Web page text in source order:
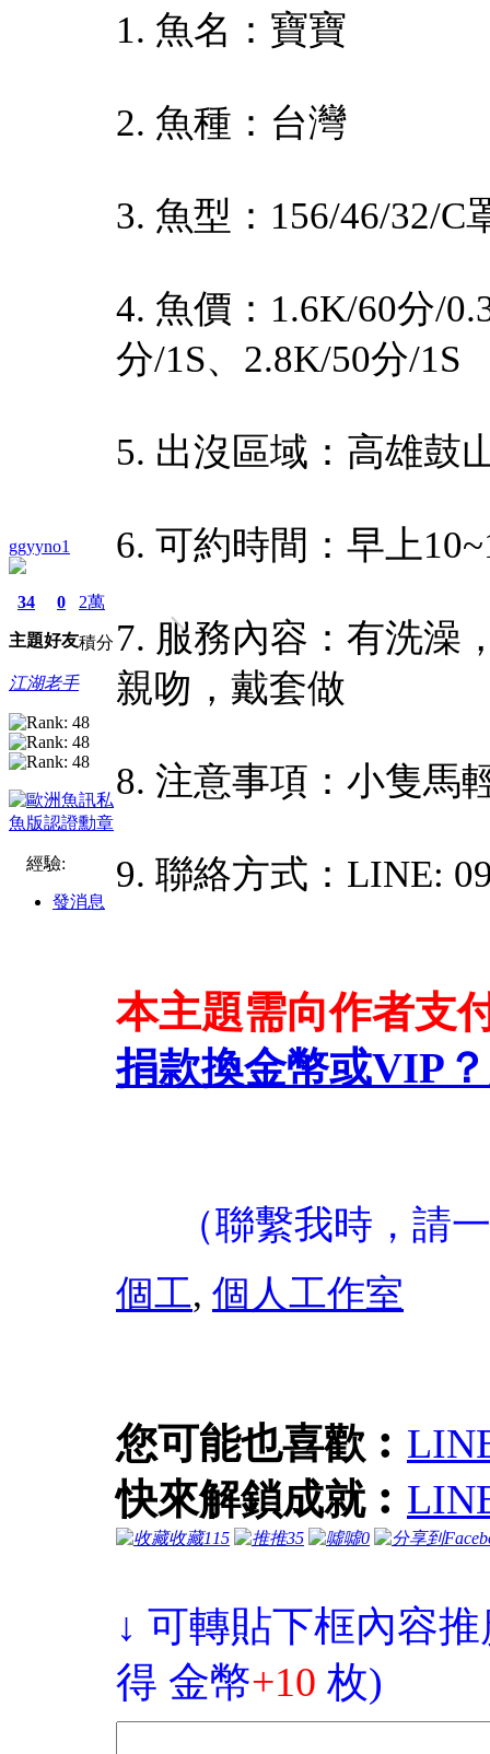
ggyyno1
34
主題
0
好友
2萬
積分
江湖老手
經驗:
發消息
1. 魚名：寶寶
2. 魚種：台灣
3. 魚型：156/46/32/C
4. 魚價：1.6K/60分/
分/1S、2.8K/50分/1S
5. 出沒區域：高雄鼓
6. 可約時間：早上
7. 服務內容：有洗澡
親吻，戴套做
8. 注意事項：小隻馬
9. 聯絡方式：LINE:
本主題需向作者支
捐款換金幣或VIP？
（聯繫我時，請
個工, 個人工作室
您可能也喜歡︰
快來解鎖成就︰
收藏115 推35 噓0
↓ 可轉貼下框內容
得 金幣+10 枚)